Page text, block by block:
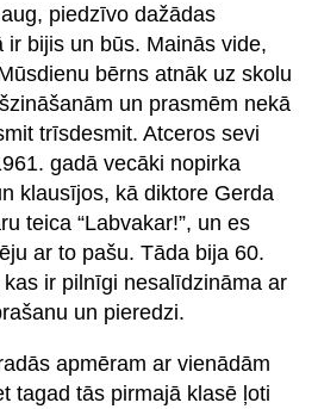
piedzīvo dažādas
bijis un būs. Mainās vide,
bērns atnāk uz skolu
un prasmēm nekā
trīsdesmit. Atceros sevi
gadā vecāki nopirka
klausījos, kā diktore Gerda
teica “Labvakar!”, un es
ar to pašu. Tāda bija 60.
ir pilnīgi nesalīdzināma ar
un pieredzi.
apmēram ar vienādām
tagad tās pirmajā klasē ļoti